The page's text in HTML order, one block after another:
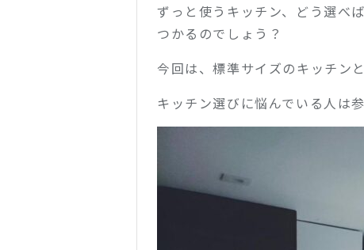
ずっと使うキッチン、どう選べ
つかるのでしょう？
今回は、標準サイズのキッチン
キッチン選びに悩んでいる人は